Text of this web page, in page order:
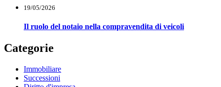
19/05/2026
Il ruolo del notaio nella compravendita di veicoli
Categorie
Immobiliare
Successioni